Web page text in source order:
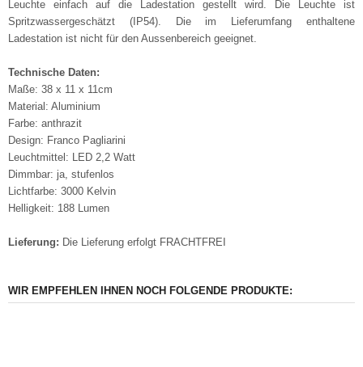
Leuchte einfach auf die Ladestation gestellt wird. Die Leuchte ist
Spritzwassergeschätzt (IP54). Die im Lieferumfang enthaltene
Ladestation ist nicht für den Aussenbereich geeignet.
Technische Daten:
Maße: 38 x 11 x 11cm
Material: Aluminium
Farbe: anthrazit
Design: Franco Pagliarini
Leuchtmittel: LED 2,2 Watt
Dimmbar: ja, stufenlos
Lichtfarbe: 3000 Kelvin
Helligkeit: 188 Lumen
Lieferung: Die Lieferung erfolgt FRACHTFREI
WIR EMPFEHLEN IHNEN NOCH FOLGENDE PRODUKTE: